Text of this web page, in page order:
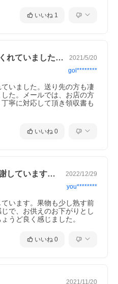
いいね 1
綺麗に果物を盛り付けてくれていました。… 2021/5/20
gol********
いました。送り先の方も凄
た。メールでは、お店の方
寧に対応して頂き領収書も
いいね 0
見た目に大きく豪華で感謝しています。果… 2022/12/29
you********
います。果物も少し熟す前
で、お供えのお下がりとし
うど良く感じました。
いいね 0
2021/11/20